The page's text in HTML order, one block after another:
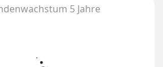
5 Jahre